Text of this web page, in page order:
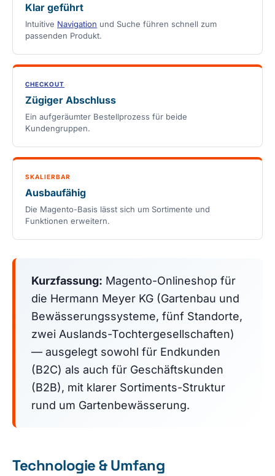
Klar geführt
Intuitive Navigation und Suche führen schnell zum
passenden Produkt.
CHECKOUT
Zügiger Abschluss
Ein aufgeräumter Bestellprozess für beide
Kundengruppen.
SKALIERBAR
Ausbaufähig
Die Magento-Basis lässt sich um Sortimente und
Funktionen erweitern.
Kurzfassung: Magento-Onlineshop für
die Hermann Meyer KG (Gartenbau und
Bewässerungssysteme, fünf Standorte,
zwei Auslands-Tochtergesellschaften)
— ausgelegt sowohl für Endkunden
(B2C) als auch für Geschäftskunden
(B2B), mit klarer Sortiments-Struktur
rund um Gartenbewässerung.
Technologie & Umfang